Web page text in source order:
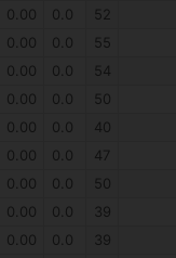
0.00 0.0
52
0.00 0.0
55
0.00 0.0
54
0.00 0.0
50
0.00 0.0
40
0.00 0.0
47
0.00 0.0
50
0.00 0.0
39
0.00 0.0
39